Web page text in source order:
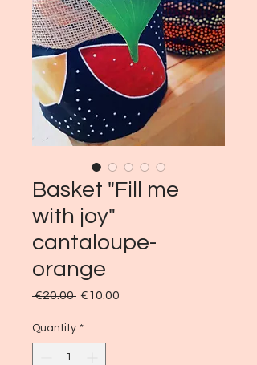
Basket "Fill me
with joy"
cantaloupe-
orange
€20.00 Regular
€10.00
Quantity *